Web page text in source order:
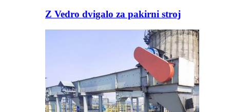
Z Vedro dvigalo za pakirni stroj